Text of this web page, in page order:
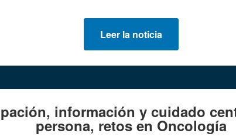
Leer la noticia
información y cuidado
persona, retos en Oncología